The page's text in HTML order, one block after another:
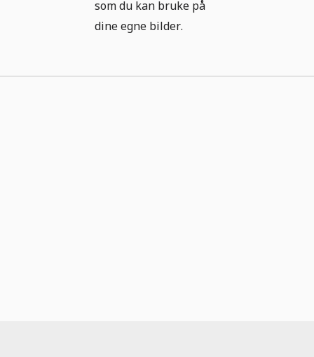
som du kan bruke på
dine egne bilder.